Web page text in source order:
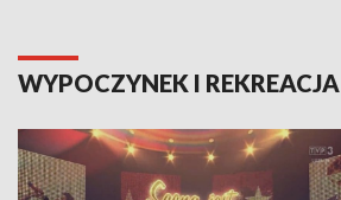
WYPOCZYNEK I REKREACJA